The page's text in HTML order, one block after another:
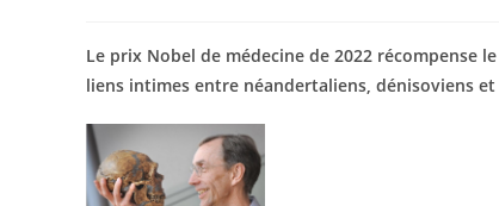
Le prix Nobel de médecine de 2022 récompense
liens intimes entre néandertaliens, dénisoviens et